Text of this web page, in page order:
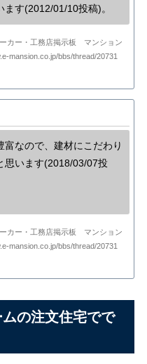
す(2012/01/10投稿)。
カー・工務店掲示板 マンション
mansion.co.jp/bbs/thread/20731
なので、建材にこだわり
思います(2018/03/07投
カー・工務店掲示板 マンション
mansion.co.jp/bbs/thread/20731
ムの注文住宅でで